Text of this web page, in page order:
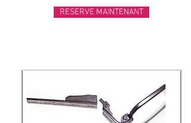
RESERVE MAINTENANT